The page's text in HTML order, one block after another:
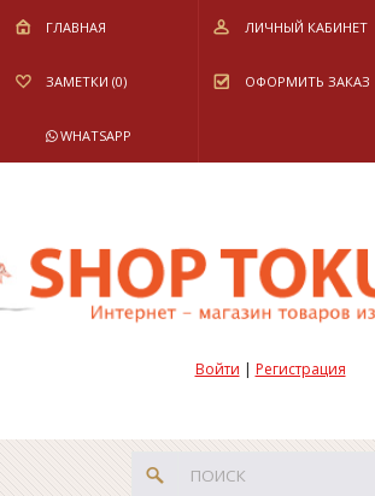
ГЛАВНАЯ ЛИЧНЫЙ КАБИНЕТ
ЗАМЕТКИ (0) ОФОРМИТЬ ЗАКАЗ
WHATSAPP
Войти | Регистрация